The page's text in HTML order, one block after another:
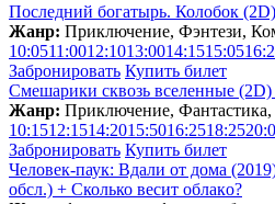
Последний богатырь. Колобок
Жанр: Приключение, Фэнтези,
10:0511:0012:1013:0014:1515:05
Забронировать Купить билет
Смешарики сквозь вселенные
Жанр: Приключение,
10:1512:1514:2015:5016:2518:25
Забронировать Купить билет
Человек-паук: Вдали от дома
обсл.) + Сколько весит облакo?